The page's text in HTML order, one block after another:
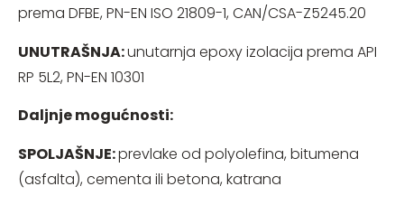
prema DFBE, PN-EN ISO 21809-1, CAN/CSA-Z5245.20
UNUTRAŠNJA:unutarnja epoxy izolacija prema API
RP 5L2, PN-EN 10301
Daljnje mogućnosti:
SPOLJAŠNJE:prevlake od polyolefina, bitumena
(asfalta), cementa ili betona, katrana